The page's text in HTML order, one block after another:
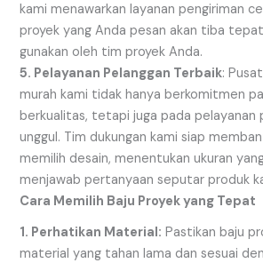
kami menawarkan layanan pengiriman
proyek yang Anda pesan akan tiba
gunakan oleh tim proyek Anda.
5. Pelayanan Pelanggan Terbaik:
murah kami tidak hanya berkomitmen
berkualitas, tetapi juga pada pelayanan
unggul. Tim dukungan kami siap
memilih desain, menentukan ukuran
menjawab pertanyaan seputar produk
Cara Memilih Baju Proyek yang Tepat
1. Perhatikan Material: Pastikan baju
material yang tahan lama dan sesuai